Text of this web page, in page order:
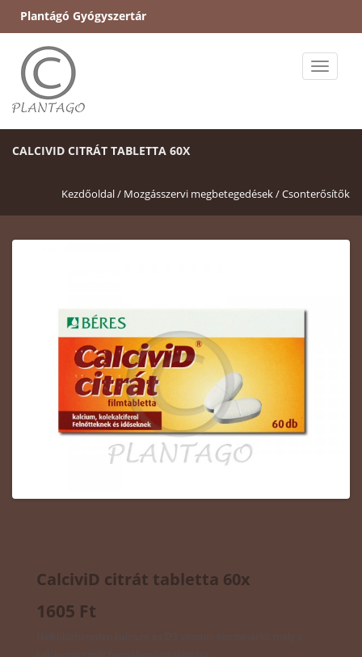
Plantágó Gyógyszertár
Toggle
CALCIVID CITRÁT TABLETTA 60X
Kezdőoldal / Mozgásszervi megbetegedések /Csonterősítők
CalciviD citrát tabletta 60x
1605 Ft